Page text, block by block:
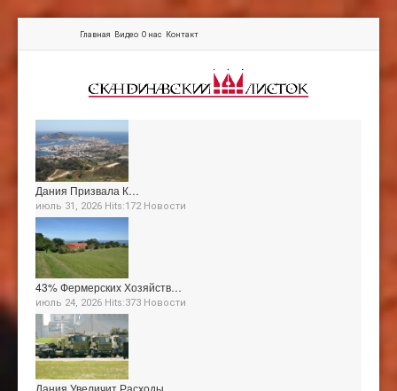
Главная Видео О нас Контакт
Дания Призвала К…
июль 31, 2026 Hits:172 Новости
43% Фермерских Хозяйств…
июль 24, 2026 Hits:373 Новости
Дания Увеличит Расходы…